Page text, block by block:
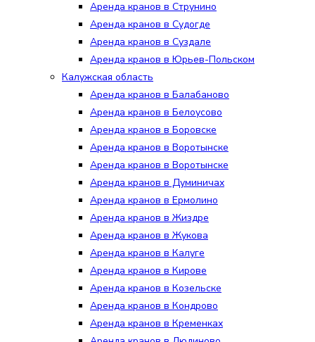
Аренда кранов в Струнино
Аренда кранов в Судогде
Аренда кранов в Суздале
Аренда кранов в Юрьев-Польском
Калужская область
Аренда кранов в Балабаново
Аренда кранов в Белоусово
Аренда кранов в Боровске
Аренда кранов в Воротынске
Аренда кранов в Воротынске
Аренда кранов в Думиничах
Аренда кранов в Ермолино
Аренда кранов в Жиздре
Аренда кранов в Жукова
Аренда кранов в Калуге
Аренда кранов в Кирове
Аренда кранов в Козельске
Аренда кранов в Кондрово
Аренда кранов в Кременках